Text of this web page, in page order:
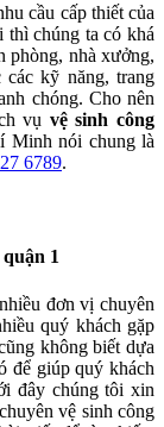
cầu cấp thiết của
thì chúng ta có khá
phòng, nhà xưởng,
kỹ năng, trang
chóng. Cho nên
vụ vệ sinh công
Minh nói chung là
6789.
1
đơn vị chuyên
quý khách gặp
không biết dựa
để giúp quý khách
đây chúng tôi xin
vệ sinh công